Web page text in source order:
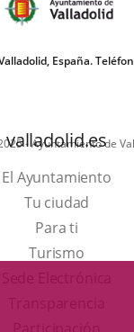
España.
- Ayuntamiento de
valladolid.es
El Ayuntamiento
Tu ciudad
Para ti
TurismoEste